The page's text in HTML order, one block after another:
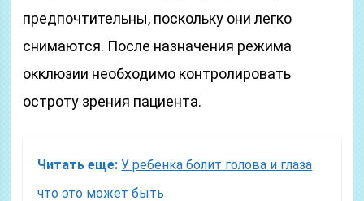
предпочтительны, поскольку они легко
снимаются. После назначения режима
окклюзии необходимо контролировать
остроту зрения пациента.
Читать еще: У ребенка болит голова и глаза
что это может быть